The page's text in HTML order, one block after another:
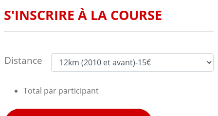
S'INSCRIRE À LA COURSE
Distance
Total par participant